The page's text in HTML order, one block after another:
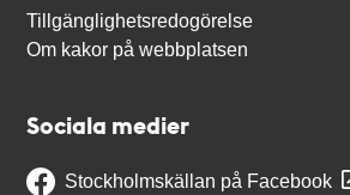
Tillgänglighetsredogörelse
Om kakor på webbplatsen
Sociala medier
Stockholmskällan på Facebook